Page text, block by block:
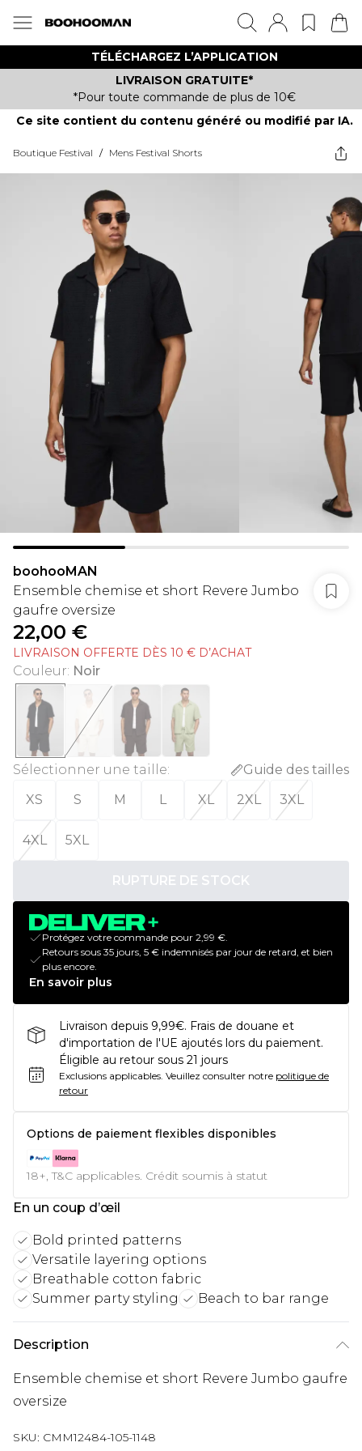
TÉLÉCHARGEZ L’APPLICATION
LIVRAISON GRATUITE*
*Pour toute commande de plus de 10€
Ce site contient du contenu généré ou modifié par IA.
Boutique Festival / Mens Festival Shorts
boohooMAN
Ensemble chemise et short Revere Jumbo
gaufre oversize
22,00 €
LIVRAISON OFFERTE DÈS 10 € D’ACHAT
Couleur: Noir
Sélectionner une taille:
Guide des tailles
XS
S M L XL 2XL 3XL
4XL 5XL
RUPTURE DE STOCK
Protégez votre commande pour 2,99 €.
Retours sous 35 jours, 5 € indemnisés par jour de retard, et bien
plus encore.
En savoir plus
Livraison depuis 9,99€. Frais de douane et
d'importation de l'UE ajoutés lors du paiement.
Éligible au retour sous 21 jours
Exclusions applicables. Veuillez consulter notre politique de
retour
Options de paiement flexibles disponibles
18+, T&C applicables. Crédit soumis à statut
En un coup d’œil
Bold printed patterns
Versatile layering options
Breathable cotton fabric
Summer party styling
Beach to bar range
Description
Ensemble chemise et short Revere Jumbo gaufre
oversize
SKU: CMM12484-105-1148